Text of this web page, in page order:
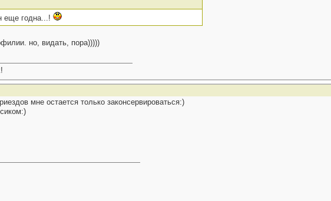
еще годна...!
но, видать, пора)))))
мне остается только законсервироваться:)